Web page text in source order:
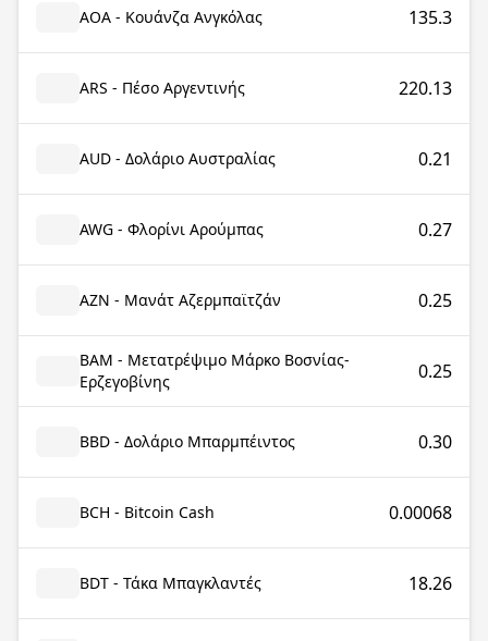
AOA - Κουάνζα Ανγκόλας 135.3
ARS - Πέσο Αργεντινής 220.13
AUD - Δολάριο Αυστραλίας 0.21
AWG - Φλορίνι Αρούμπας 0.27
AZN - Μανάτ Αζερμπαϊτζάν 0.25
BAM - Μετατρέψιμο Μάρκο Βοσνίας-
Ερζεγοβίνης
0.25
BBD - Δολάριο Μπαρμπέιντος 0.30
BCH - Bitcoin Cash 0.00068
BDT - Τάκα Μπαγκλαντές 18.26